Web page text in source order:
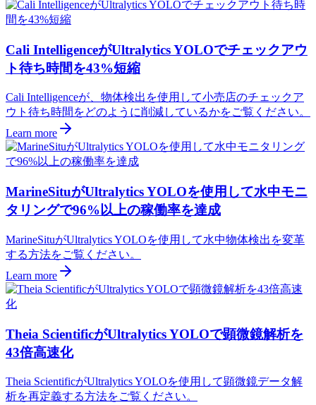
Cali IntelligenceがUltralytics YOLOでチェックアウ
ト待ち時間を43%短縮
Cali Intelligenceが、物体検出を使用して小売店のチェックア
ウト待ち時間をどのように削減しているかをご覧ください。
Learn more
MarineSituがUltralytics YOLOを使用して水中モニ
タリングで96%以上の稼働率を達成
MarineSituがUltralytics YOLOを使用して水中物体検出を変革
する方法をご覧ください。
Learn more
Theia ScientificがUltralytics YOLOで顕微鏡解析を
43倍高速化
Theia ScientificがUltralytics YOLOを使用して顕微鏡データ解
析を再定義する方法をご覧ください。